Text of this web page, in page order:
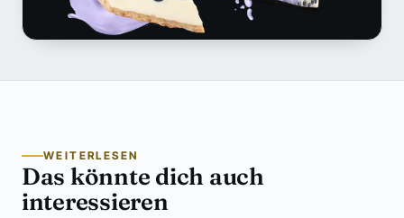
WEITERLESEN
Das könnte dich auch
interessieren